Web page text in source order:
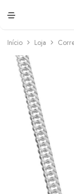
Início Loja